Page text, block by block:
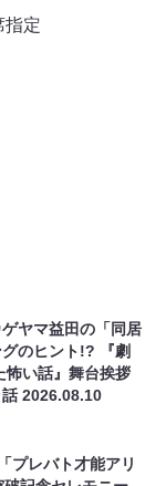
指定
ヤマ益田の「同居
のヒント!? 『劇
怖い話』舞台挨拶
話2026.08.10
プレバト才能アリ